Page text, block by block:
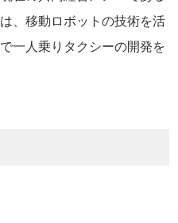
、移動ロボットの技術を活
一人乗りタクシーの開発を